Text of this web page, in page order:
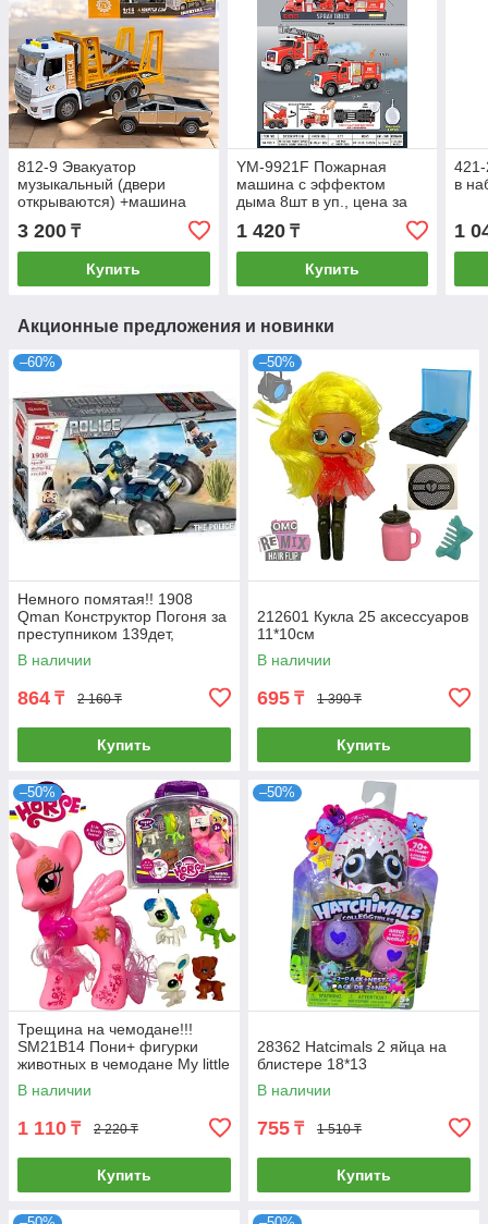
812-9 Эвакуатор
музыкальный (двери
открываются) +машина
(двери открываются)
32х20см
3 200 ₸
Купить
YM-9921F Пожарная
машина с эффектом
дыма 8шт в уп., цена за
1шт 21х9,5см
1 420₸
Купить
в
1
Акционные предложения и новинки
–60%
Немного помятая!! 1908
Qman Конструктор Погоня за
преступником 139дет,
30*18см
В наличии
864 ₸ 2 160 ₸
Купить
–50%
212601 Кукла 25 аксессуаров
11*10см
В наличии
695 ₸ 1 390 ₸
Купить
–50%
Трещина на чемодане!!!
SM21B14 Пони+ фигурки
животных в чемодане My little
Horse 20*20см
В наличии
1 110 ₸ 2 220 ₸
Купить
–50%
28362 Hatсimals 2 яйца на
блистере 18*13
В наличии
755 ₸ 1 510 ₸
Купить